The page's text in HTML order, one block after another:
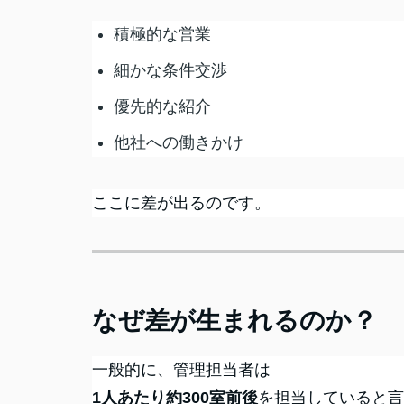
積極的な営業
細かな条件交渉
優先的な紹介
他社への働きかけ
ここに差が出るのです。
なぜ差が生まれるのか？
一般的に、管理担当者は
1人あたり約300室前後を担当していると言